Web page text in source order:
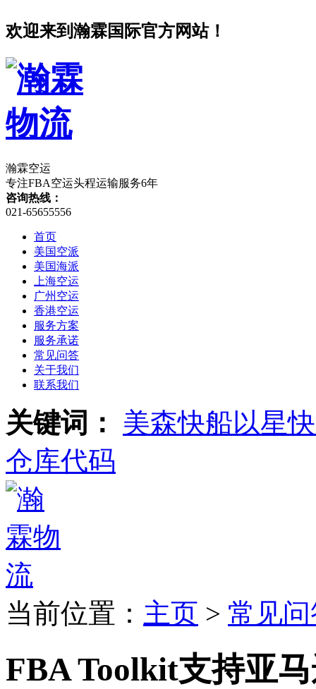
欢迎来到瀚霖国际官方网站！
瀚霖空运
专注FBA空运头程运输服务6年
咨询热线：
021-65655556
首页
美国空派
美国海派
上海空运
广州空运
香港空运
服务方案
服务承诺
常见问答
关于我们
联系我们
关键词： 美森快船以星
仓库代码
当前位置： 主页 > 常见
FBA Toolkit支持亚